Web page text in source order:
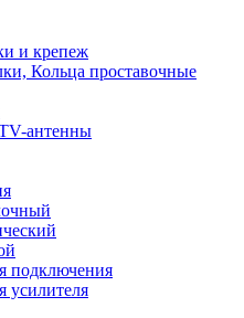
и крепеж
Кольца проставочные
антенны
подключения
усилителя